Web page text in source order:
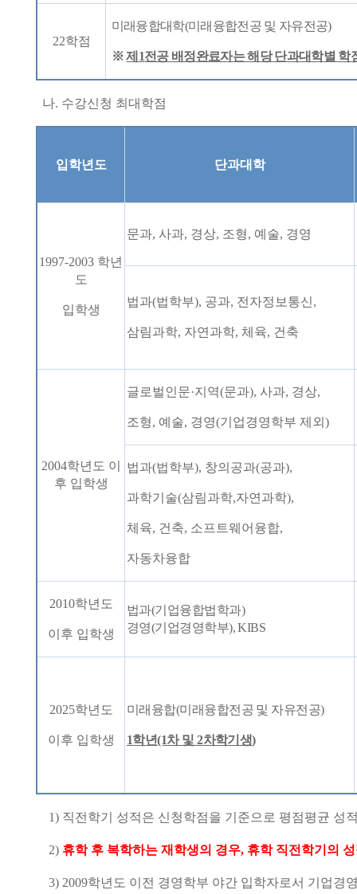
22학점
미래융합대학(미래융합전공 및 자유전공)
※제 1전공 배정완료자는 해당 단과대학별 학
나. 수강신청 최대학점
입학년도 단과대학
1997-2003 학년
도
입학생
문과, 사과, 경상, 조형, 예술, 경영
법과(법학부), 공과, 전자정보통신 ,
삼림과학, 자연과학, 체육, 건축
2004학년도 이
후 입학생
글로벌인문·지역(문과), 사과, 경상,
조형, 예술, 경영(기업경영학부 제외 )
법과(법학부), 창의공과(공과),
과학기술(삼림과학,자연과학),
체육, 건축, 소프트웨어융합,
자동차융합
2010학년도
이후 입학생
법과(기업융합법학과)
경영(기업경영학부), KIBS
2025학년도
이후 입학생
미래융합(미래융합전공 및 자유전공)
1학년(1차 및2차학기생)
1) 직전학기 성적은 신청학점을 기준으로 평점평균 성
2) 휴학 후 복학하는 재학생의 경우, 휴학 직전학기의
3) 2009학년도 이전 경영학부 야간 입학자로서 기업경